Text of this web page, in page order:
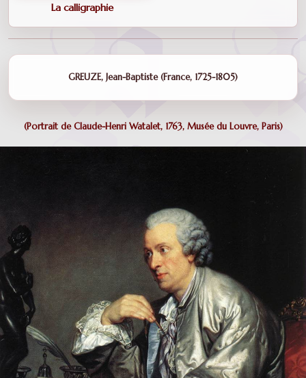
La calligraphie
GREUZE, Jean-Baptiste (France, 1725-1805)
(Portrait de Claude-Henri Watalet, 1763, Musée du Louvre, Paris)